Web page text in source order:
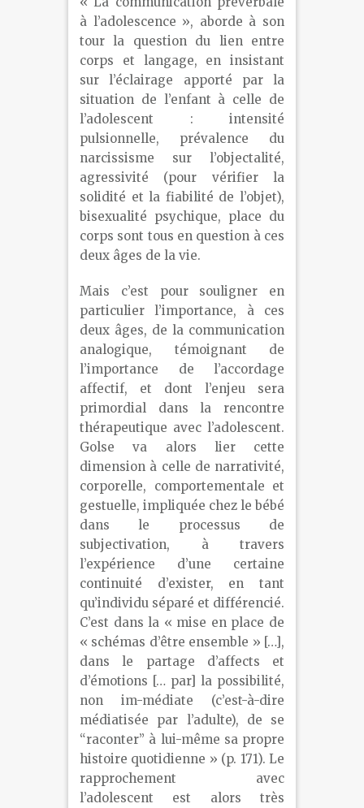
à l’adolescence », aborde à son
tour la question du lien entre
corps et langage, en insistant
sur l’éclairage apporté par la
situation de l’enfant à celle de
l’adolescent : intensité
pulsionnelle, prévalence du
narcissisme sur l’objectalité,
agressivité (pour vérifier la
solidité et la fiabilité de l’objet),
bisexualité psychique, place du
corps sont tous en question à ces
deux âges de la vie.
Mais c’est pour souligner en
particulier l’importance, à ces
deux âges, de la communication
analogique, témoignant de
l’importance de l’accordage
affectif, et dont l’enjeu sera
primordial dans la rencontre
thérapeutique avec l’adolescent.
Golse va alors lier cette
dimension à celle de narrativité,
corporelle, comportementale et
gestuelle, impliquée chez le bébé
dans le processus de
subjectivation, à travers
l’expérience d’une certaine
continuité d’exister, en tant
qu’individu séparé et différencié.
C’est dans la « mise en place de
« schémas d’être ensemble » […],
dans le partage d’affects et
d’émotions [… par] la possibilité,
non im-médiate (c’est-à-dire
médiatisée par l’adulte), de se
“raconter” à lui-même sa propre
histoire quotidienne » (p. 171). Le
rapprochement avec
l’adolescent est alors très